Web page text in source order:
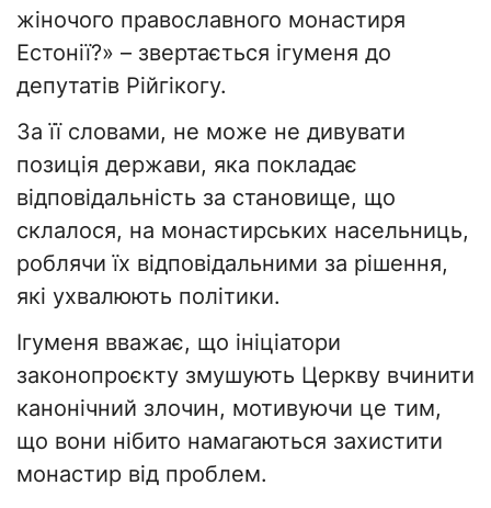
жіночого православного монастиря
Естонії?» – звертається ігуменя до
депутатів Рійгікогу.
За її словами, не може не дивувати
позиція держави, яка покладає
відповідальність за становище, що
склалося, на монастирських насельниць,
роблячи їх відповідальними за рішення,
які ухвалюють політики.
Ігуменя вважає, що ініціатори
законопроєкту змушують Церкву вчинити
канонічний злочин, мотивуючи це тим,
що вони нібито намагаються захистити
монастир від проблем.